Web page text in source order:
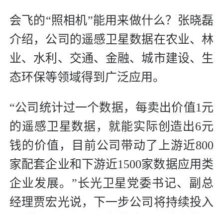
会飞的“照相机”能用来做什么？张晓磊
介绍，公司的遥感卫星数据在农业、林
业、水利、交通、金融、城市建设、生
态环保等领域得到广泛应用。
“公司统计过一个数据，每卖出价值1元
的遥感卫星数据，就能实际创造出6元
钱的价值，目前公司带动了上游近800
家配套企业和下游近1500家数据应用类
企业发展。”长光卫星党委书记、副总
经理贾宏光说，下一步公司将持续投入